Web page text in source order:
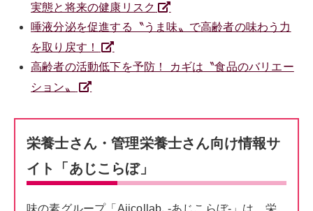
実態と将来の健康リスク
唾液分泌を促進する〝うま味〟で高齢者の味わう力
を取り戻す！
高齢者の活動低下を予防！ カギは〝食品のバリエー
ション〟
栄養士さん・管理栄養士さん向け情報サ
イト「あじこらぼ」
味の素グループ「Ajicollab. -あじこらぼ-」は、栄